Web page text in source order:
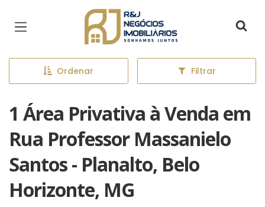
Página inicial
Ordenar Filtrar
1 Área Privativa à Venda em
Rua Professor Massanielo
Santos - Planalto, Belo
Horizonte, MG